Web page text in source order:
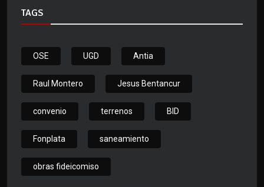
TAGS
OSE UGD Antia
Raul Montero Jesus Bentancur
convenio terrenos BID
Fonplata saneamiento
obras fideicomiso